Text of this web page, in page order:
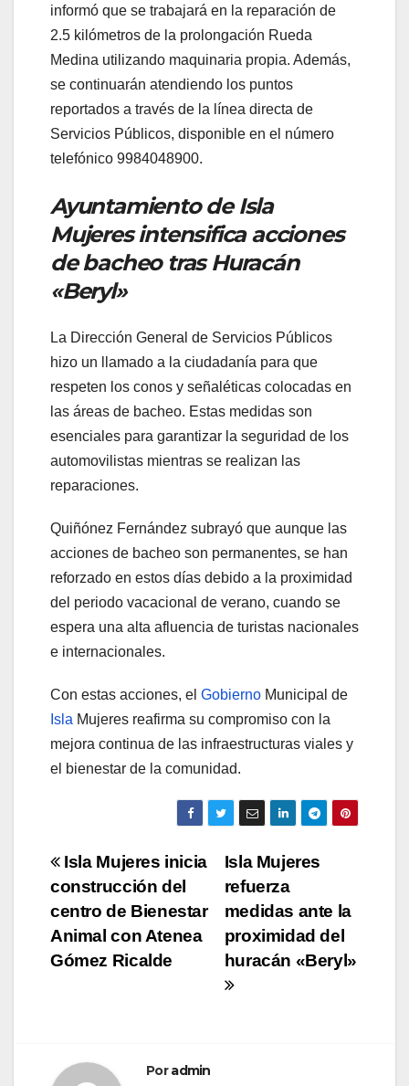
informó que se trabajará en la reparación de
2.5 kilómetros de la prolongación Rueda
Medina utilizando maquinaria propia. Además,
se continuarán atendiendo los puntos
reportados a través de la línea directa de
Servicios Públicos, disponible en el número
telefónico 9984048900.
Ayuntamiento de Isla
Mujeres intensifica acciones
de bacheo tras Huracán
«Beryl»
La Dirección General de Servicios Públicos
hizo un llamado a la ciudadanía para que
respeten los conos y señaléticas colocadas en
las áreas de bacheo. Estas medidas son
esenciales para garantizar la seguridad de los
automovilistas mientras se realizan las
reparaciones.
Quiñónez Fernández subrayó que aunque las
acciones de bacheo son permanentes, se han
reforzado en estos días debido a la proximidad
del periodo vacacional de verano, cuando se
espera una alta afluencia de turistas nacionales
e internacionales.
Con estas acciones, el Gobierno Municipal de
Isla Mujeres reafirma su compromiso con la
mejora continua de las infraestructuras viales y
el bienestar de la comunidad.
Navegación
de
entradas
Isla Mujeres
refuerza
medidas ante la
proximidad del
huracán «Beryl»
Isla Mujeres inicia
construcción del
centro de Bienestar
Animal con Atenea
Gómez Ricalde
Poradmin